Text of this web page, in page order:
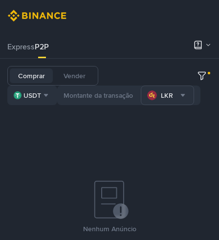
ExpressP2P
Comprar Vender
USDT LKR
Nenhum Anúncio